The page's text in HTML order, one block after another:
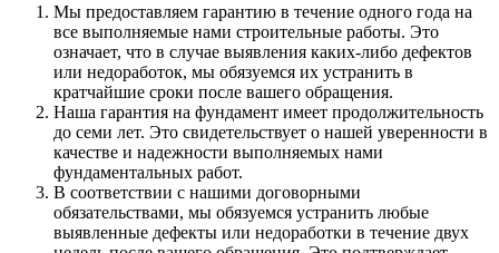
Мы предоставляем гарантию в течение одного года на
все выполняемые нами строительные работы. Это
означает, что в случае выявления каких-либо дефектов
или недоработок, мы обязуемся их устранить в
кратчайшие сроки после вашего обращения.
Наша гарантия на фундамент имеет продолжительность
до семи лет. Это свидетельствует о нашей уверенности в
качестве и надежности выполняемых нами
фундаментальных работ.
В соответствии с нашими договорными
обязательствами, мы обязуемся устранить любые
выявленные дефекты или недоработки в течение двух